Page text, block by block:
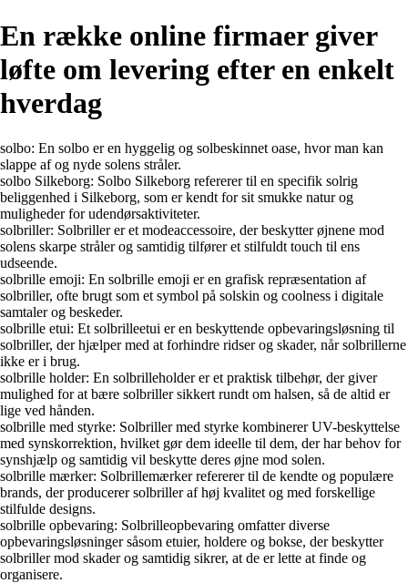
En række online firmaer giver
løfte om levering efter en enkelt
hverdag
solbo: En solbo er en hyggelig og solbeskinnet oase, hvor man kan
slappe af og nyde solens stråler.
solbo Silkeborg: Solbo Silkeborg refererer til en specifik solrig
beliggenhed i Silkeborg, som er kendt for sit smukke natur og
muligheder for udendørsaktiviteter.
solbriller: Solbriller er et modeaccessoire, der beskytter øjnene mod
solens skarpe stråler og samtidig tilfører et stilfuldt touch til ens
udseende.
solbrille emoji: En solbrille emoji er en grafisk repræsentation af
solbriller, ofte brugt som et symbol på solskin og coolness i digitale
samtaler og beskeder.
solbrille etui: Et solbrilleetui er en beskyttende opbevaringsløsning til
solbriller, der hjælper med at forhindre ridser og skader, når solbrillerne
ikke er i brug.
solbrille holder: En solbrilleholder er et praktisk tilbehør, der giver
mulighed for at bære solbriller sikkert rundt om halsen, så de altid er
lige ved hånden.
solbrille med styrke: Solbriller med styrke kombinerer UV-beskyttelse
med synskorrektion, hvilket gør dem ideelle til dem, der har behov for
synshjælp og samtidig vil beskytte deres øjne mod solen.
solbrille mærker: Solbrillemærker refererer til de kendte og populære
brands, der producerer solbriller af høj kvalitet og med forskellige
stilfulde designs.
solbrille opbevaring: Solbrilleopbevaring omfatter diverse
opbevaringsløsninger såsom etuier, holdere og bokse, der beskytter
solbriller mod skader og samtidig sikrer, at de er lette at finde og
organisere.